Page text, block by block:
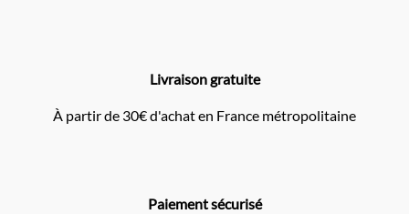
Livraison gratuite
À partir de 30€ d'achat en France métropolitaine
Paiement sécurisé